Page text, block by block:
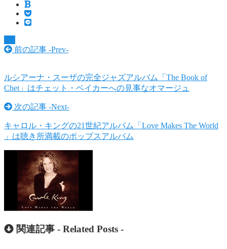
前の記事 -Prev-
ルシアーナ・スーザの完全ジャズアルバム「The Book of
Chet」はチェット・ベイカーへの見事なオマージュ
次の記事 -Next-
キャロル・キングの21世紀アルバム「Love Makes The World
」は聴き所満載のポップスアルバム
関連記事 - Related Posts -